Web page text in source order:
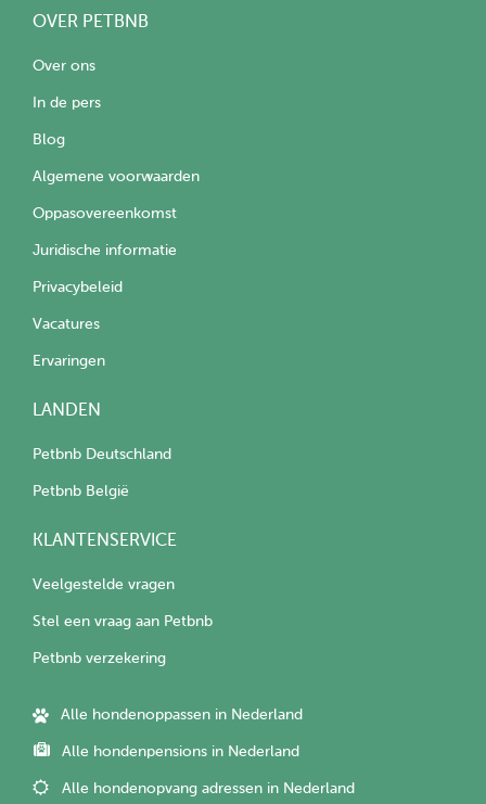
OVER PETBNB
Over ons
In de pers
Blog
Algemene voorwaarden
Oppasovereenkomst
Juridische informatie
Privacybeleid
Vacatures
Ervaringen
LANDEN
Petbnb Deutschland
Petbnb België
KLANTENSERVICE
Veelgestelde vragen
Stel een vraag aan Petbnb
Petbnb verzekering
Alle hondenoppassen in Nederland
Alle hondenpensions in Nederland
Alle hondenopvang adressen in Nederland